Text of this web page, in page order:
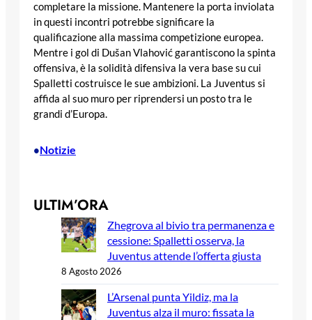
completare la missione. Mantenere la porta inviolata
in questi incontri potrebbe significare la
qualificazione alla massima competizione europea.
Mentre i gol di Dušan Vlahović garantiscono la spinta
offensiva, è la solidità difensiva la vera base su cui
Spalletti costruisce le sue ambizioni. La Juventus si
affida al suo muro per riprendersi un posto tra le
grandi d’Europa.
•Notizie
ULTIM’ORA
Zhegrova al bivio tra permanenza e
cessione: Spalletti osserva, la
Juventus attende l’offerta giusta
8 Agosto 2026
L’Arsenal punta Yildiz, ma la
Juventus alza il muro: fissata la